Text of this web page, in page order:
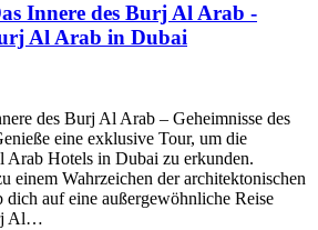
Innere des Burj Al Arab -
Al Arab in Dubai
des Burj Al Arab – Geheimnisse des
eine exklusive Tour, um die
Arab Hotels in Dubai zu erkunden.
einem Wahrzeichen der architektonischen
auf eine außergewöhnliche Reise
Al…